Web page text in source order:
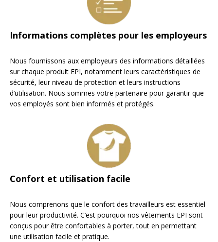
Informations complètes pour les employeurs
Nous fournissons aux employeurs des informations détaillées
sur chaque produit EPI, notamment leurs caractéristiques de
sécurité, leur niveau de protection et leurs instructions
d’utilisation. Nous sommes votre partenaire pour garantir que
vos employés sont bien informés et protégés.
Confort et utilisation facile
Nous comprenons que le confort des travailleurs est essentiel
pour leur productivité. C’est pourquoi nos vêtements EPI sont
conçus pour être confortables à porter, tout en permettant
une utilisation facile et pratique.